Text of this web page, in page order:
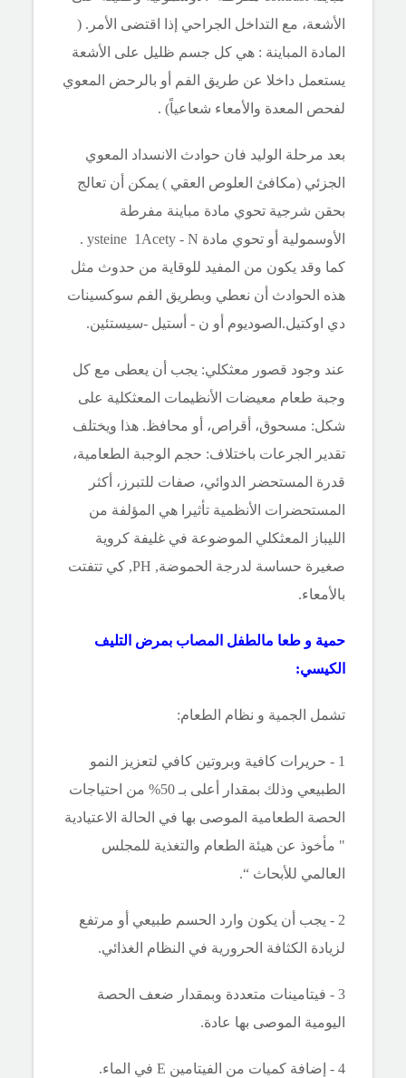
الأشعة، مع التداخل الجراحي إذا اقتضى الأمر. (
المادة المباينة : هي كل جسم ظليل على الأشعة
يستعمل داخلا عن طريق الفم أو بالرحض المعوي
لفحص المعدة والأمعاء شعاعياً) .
بعد مرحلة الوليد فان حوادث الانسداد المعوي
الجزئي (مكافئ العلوص العقي ) يمكن أن تعالج
بحقن شرجية تحوي مادة مباينة مفرطة
الأوسمولية أو تحوي مادة ysteine 1Acety - N .
كما وقد يكون من المفيد للوقاية من حدوث مثل
هذه الحوادث أن نعطي وبطريق الفم سوكسينات
دي اوكتيل.الصوديوم أو ن - أستيل -سيستئين.
عند وجود قصور معثكلي: يجب أن يعطى مع كل
وجبة طعام معيضات الأنظيمات المعثكلية على
شكل: مسحوق، أقراص، أو محافظ. هذا ويختلف
تقدير الجرعات باختلاف: حجم الوجبة الطعامية،
قدرة المستحضر الدوائي، صفات للتبرز، أكثر
المستحضرات الأنظمية تأثيرا هي المؤلفة من
الليباز المعثكلي الموضوعة في غليفة كروية
صغيرة حساسة لدرجة الحموضة, PH, كي تتفتت
بالأمعاء.
حمية و طعا مالطفل المصاب بمرض التليف
الكيسي:
تشمل الجمية و نظام الطعام:
1 - حريرات كافية وبروتين كافي لتعزيز النمو
الطبيعي وذلك بمقدار أعلى بـ 50% من احتياجات
الحصة الطعامية الموصى بها في الحالة الاعتيادية
" مأخوذ عن هيئة الطعام والتغذية للمجلس
العالمي للأبحاث “.
2 - يجب أن يكون وارد الحسم طبيعي أو مرتفع
لزيادة الكثافة الحرورية في النظام الغذائي.
3 - فيتامينات متعددة وبمقدار ضعف الحصة
اليومية الموصى بها عادة.
4 - إضافة كميات من الفيتامين E في الماء.